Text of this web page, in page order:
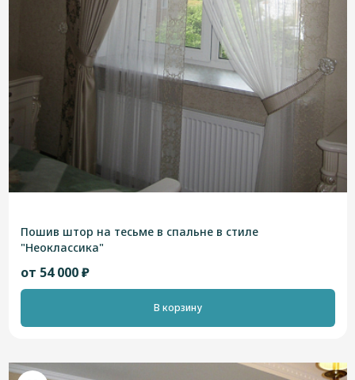
Пошив штор на тесьме в спальне в стиле
"Неоклассика"
от 54 000 ₽
В корзину